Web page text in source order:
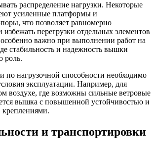
распределение нагрузки. Некоторые
усиленные платформы и
что позволяет равномерно
избежать перегрузки отдельных элементов
важно при выполнении работ на
стабильность и надежность вышки
роль.
нагрузочной способности необходимо
эксплуатации. Например, для
воздухе, где возможны сильные ветровые
вышка с повышенной устойчивостью и
и транспортировки